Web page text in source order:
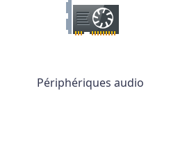
Périphériques audio